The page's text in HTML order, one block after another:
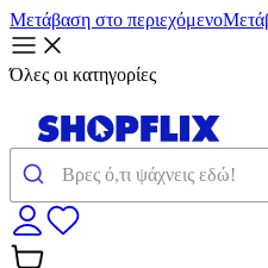
Μετάβαση στο περιεχόμενο
Όλες οι κατηγορίες